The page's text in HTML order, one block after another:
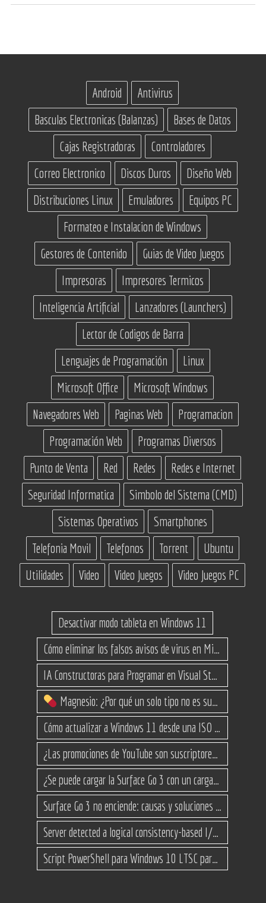
Android
Antivirus
Basculas Electronicas (Balanzas)
Bases de Datos
Cajas Registradoras
Controladores
Correo Electronico
Discos Duros
Diseño Web
Distribuciones Linux
Emuladores
Equipos PC
Formateo e Instalacion de Windows
Gestores de Contenido
Guias de Video Juegos
Impresoras
Impresores Termicos
Inteligencia Artificial
Lanzadores (Launchers)
Lector de Codigos de Barra
Lenguajes de Programación
Linux
Microsoft Office
Microsoft Windows
Navegadores Web
Paginas Web
Programacion
Programación Web
Programas Diversos
Punto de Venta
Red Redes
Redes e Internet
Seguridad Informatica
Simbolo del Sistema (CMD)
Sistemas Operativos
Smartphones
Telefonia Movil
Telefonos Torrent
Ubuntu
Utilidades
Video Video Juegos Video Juegos PC
Desactivar modo tableta en Windows 11
Cómo eliminar los falsos avisos de virus en Microsoft Edge
IA Constructoras para Programar en Visual Studio con C#
Magnesio: ¿Por qué un solo tipo no es suficiente? (Guía de variantes)
Cómo actualizar a Windows 11 desde una ISO en equipos no compatibles
¿Las promociones de YouTube son suscriptores reales o bots? Esta es la Verdad
¿Se puede cargar la Surface Go 3 con un cargador USB-C de teléfono?
Surface Go 3 no enciende: causas y soluciones paso a paso para que arranque
Server detected a logical consistency-based I/O error: incorrect pageid
Script PowerShell para Windows 10 LTSC para recuperar espacio